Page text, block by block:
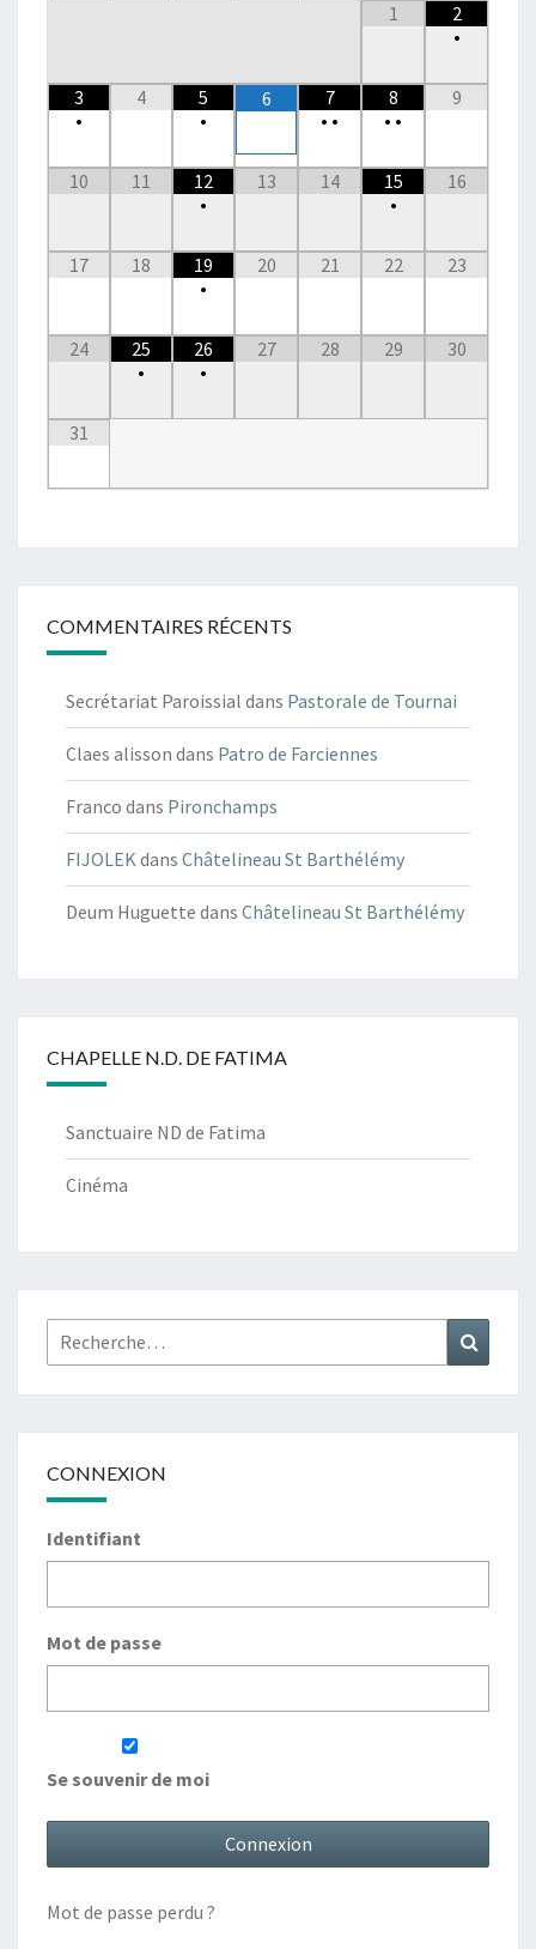
1
2
•
3
•
4
5
•
6
7
• •
8
• •
9
10 11
12
•
13 14
15
•
16
17 18
19
•
20 21 22 23
24
25
•
26
•
27 28 29 30
31
COMMENTAIRES RÉCENTS
Secrétariat Paroissial dans Pastorale de Tournai
Claes alisson dans Patro de Farciennes
Franco dans Pironchamps
FIJOLEKdans Châtelineau St Barthélémy
Deum Huguette dans Châtelineau St Barthélémy
CHAPELLE N.D. DE FATIMA
Sanctuaire ND de Fatima
Cinéma
Rechercher :
CONNEXION
Identifiant
Mot de passe
Se souvenir de moi
Mot de passe perdu ?